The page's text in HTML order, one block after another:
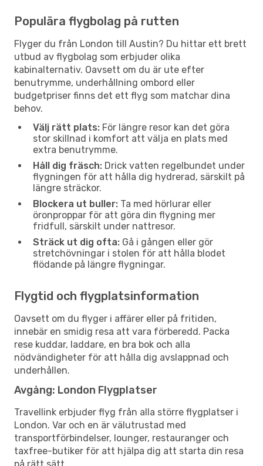
Populära flygbolag på rutten
Flyger du från London till Austin? Du hittar ett brett
utbud av flygbolag som erbjuder olika
kabinalternativ. Oavsett om du är ute efter
benutrymme, underhållning ombord eller
budgetpriser finns det ett flyg som matchar dina
behov.
Välj rätt plats: För längre resor kan det göra
stor skillnad i komfort att välja en plats med
extra benutrymme.
Håll dig fräsch: Drick vatten regelbundet under
flygningen för att hålla dig hydrerad, särskilt på
längre sträckor.
Blockera ut buller: Ta med hörlurar eller
öronproppar för att göra din flygning mer
fridfull, särskilt under nattresor.
Sträck ut dig ofta: Gå i gången eller gör
stretchövningar i stolen för att hålla blodet
flödande på längre flygningar.
Flygtid och flygplatsinformation
Oavsett om du flyger i affärer eller på fritiden,
innebär en smidig resa att vara förberedd. Packa
rese kuddar, laddare, en bra bok och alla
nödvändigheter för att hålla dig avslappnad och
underhållen.
Avgång: London Flygplatser
Travellink erbjuder flyg från alla större flygplatser i
London. Var och en är välutrustad med
transportförbindelser, lounger, restauranger och
taxfree-butiker för att hjälpa dig att starta din resa